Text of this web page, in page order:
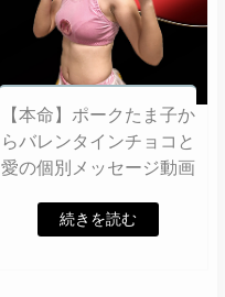
【本命】ポークたま子か
らバレンタインチョコと
愛の個別メッセージ動画
続きを読む